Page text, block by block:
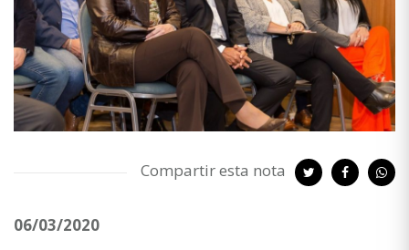
Compartir esta nota
06/03/2020